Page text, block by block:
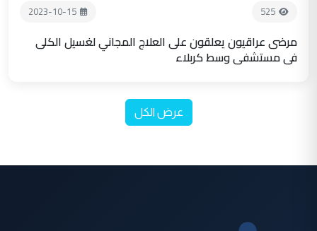
525
2023-10-15
مرضى عراقيون يعلقون على العلاج المجاني لغسيل الكلى
في مستشفى وسط كربلاء
عرض الكل